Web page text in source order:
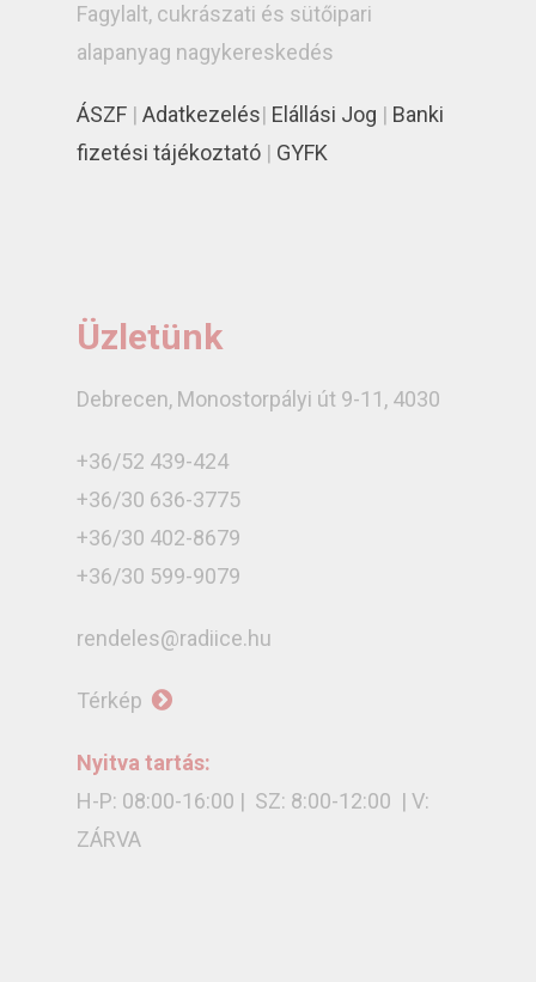
Fagylalt, cukrászati és sütőipari
alapanyag nagykereskedés
ÁSZF | Adatkezelés| Elállási Jog | Banki
fizetési tájékoztató | GYFK
Üzletünk
Debrecen, Monostorpályi út 9-11, 4030
+36/52 439-424
+36/30 636-3775
+36/30 402-8679
+36/30 599-9079
rendeles@radiice.hu
Térkép
Nyitva tartás:
H-P: 08:00-16:00 | SZ: 8:00-12:00 | V:
ZÁRVA